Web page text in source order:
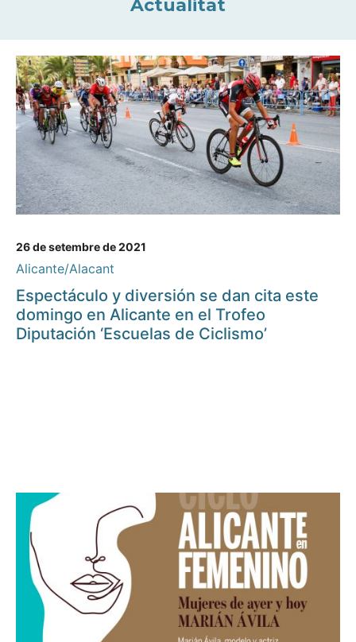
Actualitat
26 de setembre de 2021
Alicante/Alacant
Espectáculo y diversión se dan cita este
domingo en Alicante en el Trofeo
Diputación ‘Escuelas de Ciclismo’